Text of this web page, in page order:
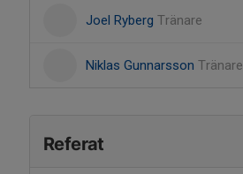
Joel Ryberg Tränare
Niklas Gunnarsson Tränare
Referat